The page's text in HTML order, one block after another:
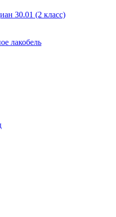
30.01 (2 класс)
лакобель